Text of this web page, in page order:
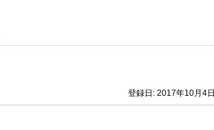
登録日: 2017年10月4日